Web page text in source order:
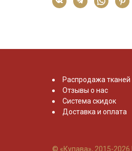
Распродажа тканей
Отзывы о нас
Система скидок
Доставка и оплата
© «Купава», 2015-2026